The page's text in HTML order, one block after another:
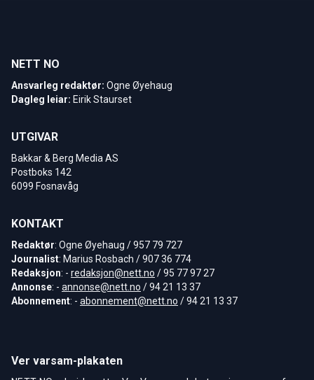
NETT NO
Ansvarleg redaktør: Ogne Øyehaug
Dagleg leiar: Eirik Staurset
UTGIVAR
Bakkar & Berg Media AS
Postboks 142
6099 Fosnavåg
KONTAKT
Redaktør: Ogne Øyehaug / 957 79 727
Journalist: Marius Rosbach / 907 36 774
Redaksjon: - redaksjon@nett.no / 95 77 97 27
Annonse: - annonse@nett.no / 94 21 13 37
Abonnement: - abonnement@nett.no / 94 21 13 37
Ver varsam-plakaten